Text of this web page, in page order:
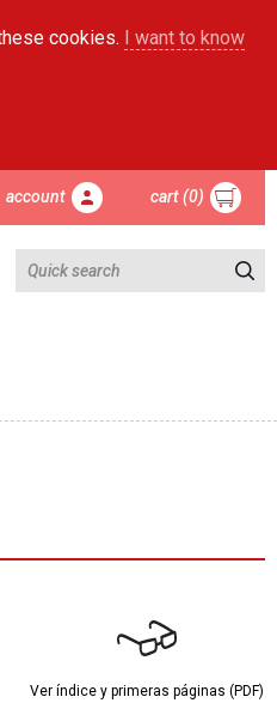
cookies. I want to know
account cart (0)
Ver índice y primeras páginas (PDF)